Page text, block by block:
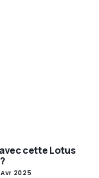
cette Lotus
2025